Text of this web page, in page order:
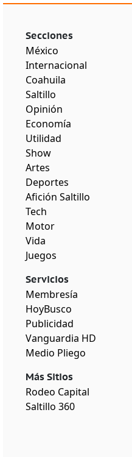
Secciones
México
Internacional
Coahuila
Saltillo
Opinión
Economía
Utilidad
Show
Artes
Deportes
Afición Saltillo
Tech
Motor
Vida
Juegos
Servicios
Membresía
HoyBusco
Publicidad
Vanguardia HD
Medio Pliego
Más Sitios
Rodeo Capital
Saltillo 360